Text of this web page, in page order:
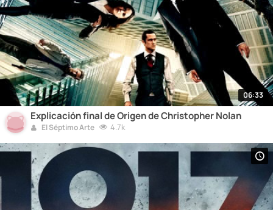
06:33
Explicación final de Origen de Christopher Nolan
El Séptimo Arte 4.7k